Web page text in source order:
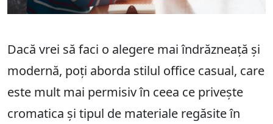
Dacă vrei să faci o alegere mai îndrăzneață și
modernă, poți aborda stilul office casual, care
este mult mai permisiv în ceea ce privește
cromatica și tipul de materiale regăsite în